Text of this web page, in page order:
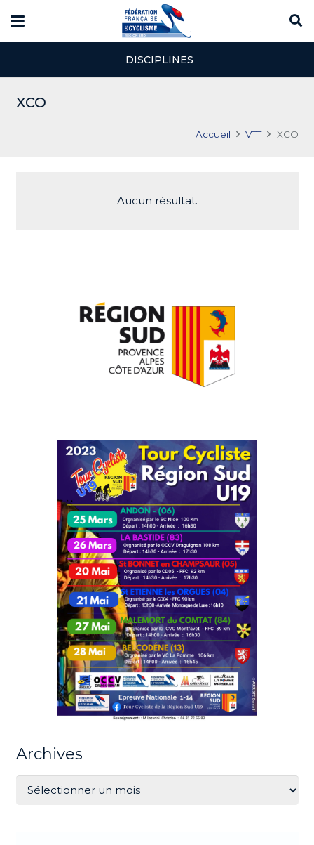
DISCIPLINES
XCO
Accueil VTT XCO
Aucun résultat.
Archives